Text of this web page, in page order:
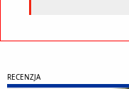
RECENZJA